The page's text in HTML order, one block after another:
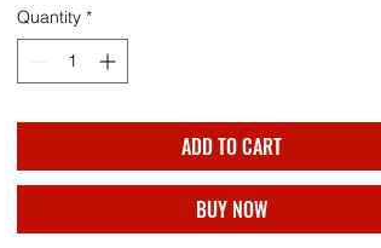
Quantity *
ADD TO CART
BUY NOW